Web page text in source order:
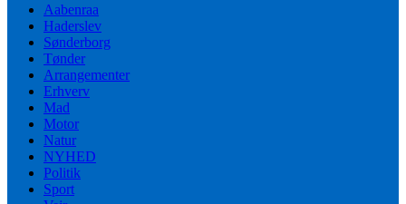
Aabenraa
Haderslev
Sønderborg
Tønder
Arrangementer
Erhverv
Mad
Motor
Natur
NYHED
Politik
Sport